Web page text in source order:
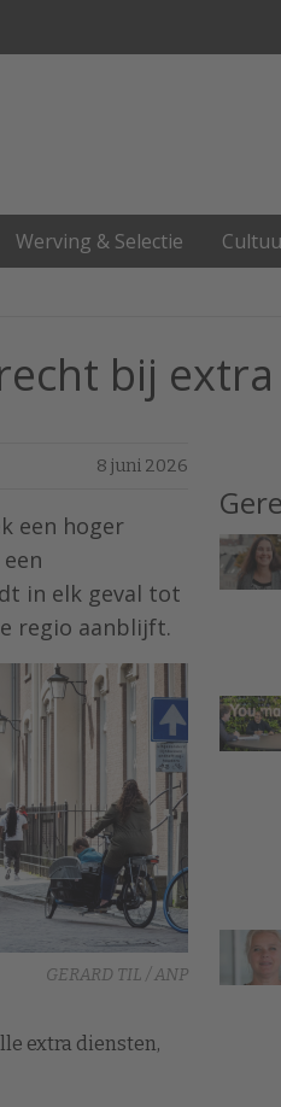
Werving & Selectie
bij
8 juni 2026
een hoger
in elk geval tot
regio aanblijft.
GERARD TIL / ANP
extra diensten,